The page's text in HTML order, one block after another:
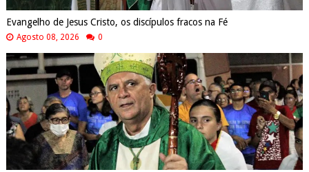
Evangelho de Jesus Cristo, os discípulos fracos na Fé
Agosto 08, 2026 0